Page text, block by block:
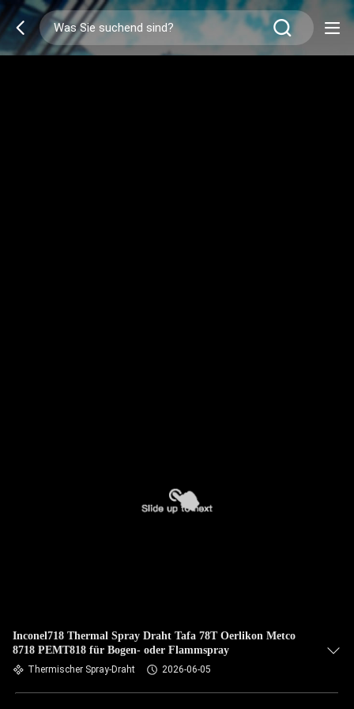
Inconel718 Thermal Spray Draht Tafa 78T Oerlikon Metco
8718 PEMT818 für Bogen- oder Flammspray
Thermischer Spray-Draht 2026-06-05